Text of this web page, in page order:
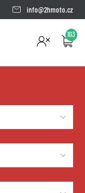
info@2hmoto.cz
103